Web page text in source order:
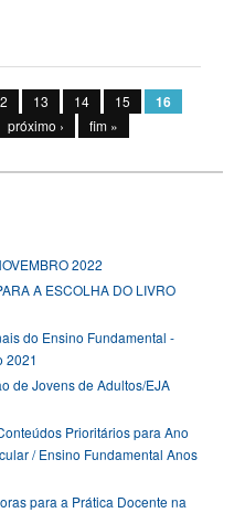
13 14 15 16
próximo › fim »
2022
A ESCOLHA DO LIVRO
do Ensino Fundamental -
2021
de Jovens de Adultos/EJA
Prioritários para Ano
/ Ensino Fundamental Anos
para a Prática Docente na